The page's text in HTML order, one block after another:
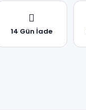
14 Gün İade